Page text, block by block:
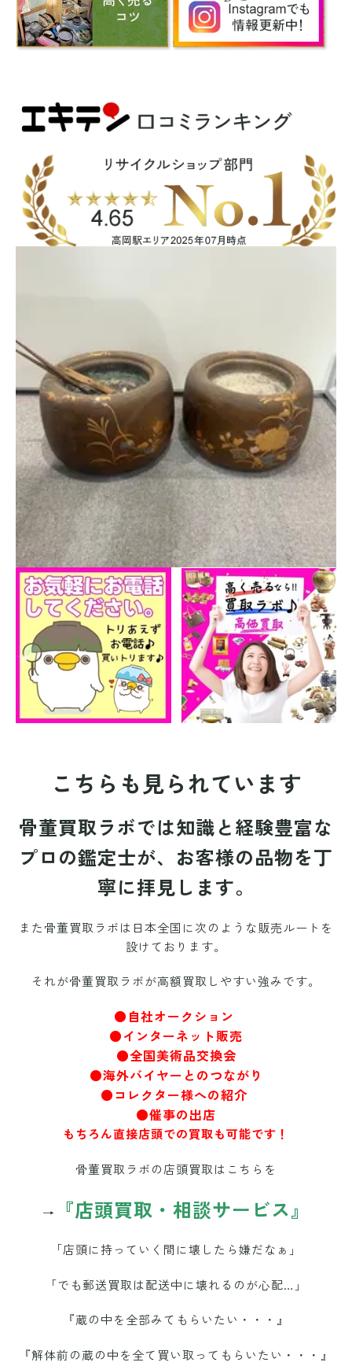
こちらも見られています
骨董買取ラボでは知識と経験豊富な
プロの鑑定士が、お客様の品物を丁
寧に拝見します。
また骨董買取ラボは日本全国に次のような販売ルートを
設けております。
それが骨董買取ラボが高額買取しやすい強みです。
●自社オークション
●インターネット販売
●全国美術品交換会
●海外バイヤーとのつながり
●コレクター様への紹介
●催事の出店
もちろん直接店頭での買取も可能です！
骨董買取ラボの店頭買取はこちらを
→ 『店頭買取・相談サービス』
「店頭に持っていく間に壊したら嫌だなぁ」
「でも郵送買取は配送中に壊れるのが心配…」
『蔵の中を全部みてもらいたい・・・』
『解体前の蔵の中を全て買い取ってもらいたい・・・』